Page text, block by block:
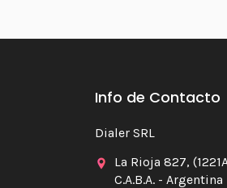
Info de Contacto
Dialer SRL
La Rioja 827,
C.A.B.A. - Argentina